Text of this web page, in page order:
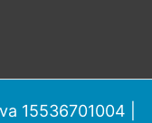
15536701004 |